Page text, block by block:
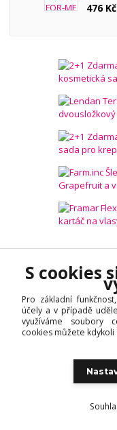
476 Kč
06 08
Vlasová
S cookies
Pro základní
účely a v případě
využíváme soubory
cookies můžete